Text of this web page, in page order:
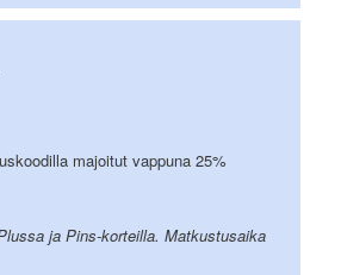
majoitut vappuna 25%
ja Pins-korteilla. Matkustusaika